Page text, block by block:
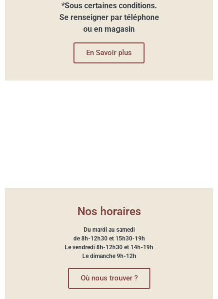
*Sous certaines conditions.
Se renseigner par téléphone
ou en magasin
En Savoir plus
Nos horaires
Du mardi au samedi
de 8h-12h30 et 15h30-19h
Le vendredi 8h-12h30 et 14h-19h
Le dimanche 9h-12h
Où nous trouver ?